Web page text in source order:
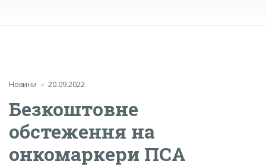
Новини 20.09.2022
Безкоштовне
обстеження на
онкомаркери ПСА